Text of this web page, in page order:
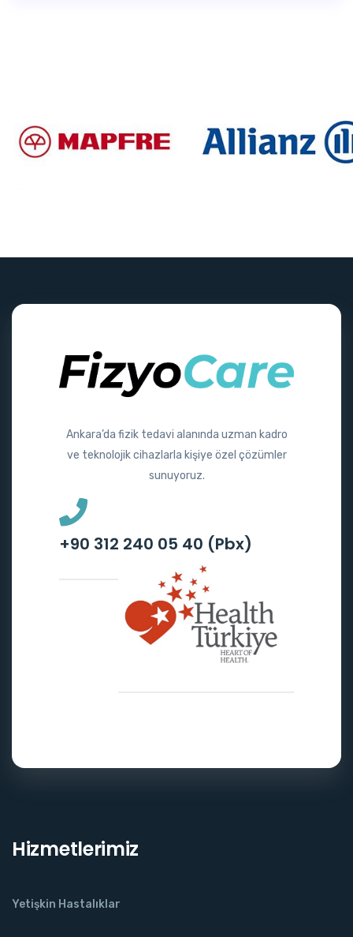
Ankara’da fizik tedavi alanında uzman kadro
ve teknolojik cihazlarla kişiye özel çözümler
sunuyoruz.
+90 312 240 05 40 (Pbx)
Hizmetlerimiz
Yetişkin Hastalıklar